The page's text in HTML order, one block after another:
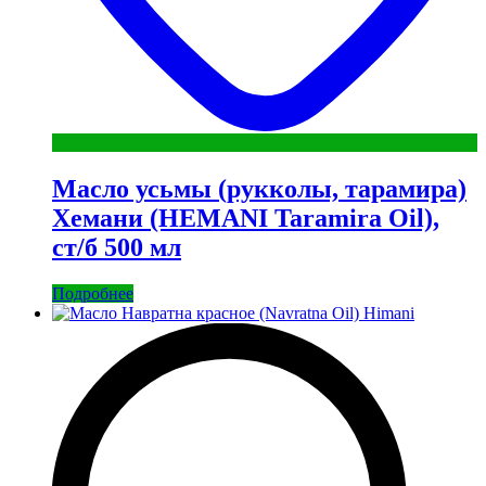
Масло усьмы (рукколы, тарамира)
Хемани (HEMANI Taramira Oil),
ст/б 500 мл
Подробнее